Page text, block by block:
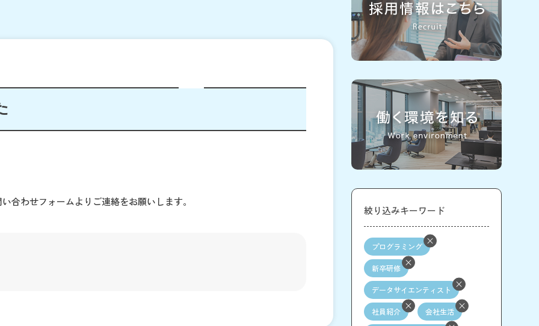
合わせフォームよりご連絡をお願いします。
絞り込みキーワード
プログラミング
新卒研修
データサイエンティスト
社員紹介 会社生活